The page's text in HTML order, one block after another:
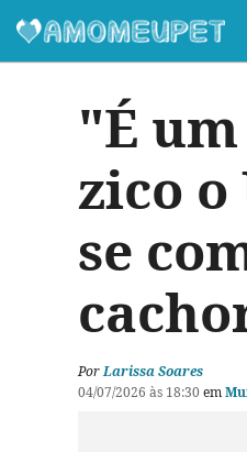
"É
zico
se
PorLarissa Soares
04/07/2026 às 18:30 em